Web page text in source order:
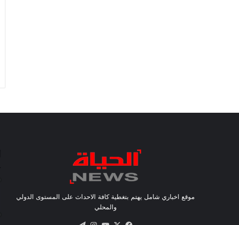
موقع اخباري شامل يهتم بتغطية كافة الاحداث على المستوى الدولي
والمحلي